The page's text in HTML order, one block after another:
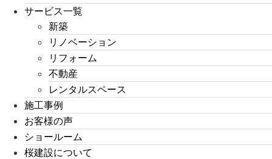
サービス一覧
新築
リノベーション
リフォーム
不動産
レンタルスペース
施工事例
お客様の声
ショールーム
桜建設について